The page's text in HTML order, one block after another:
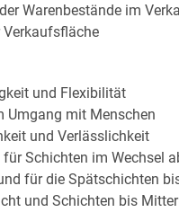
Warenbestände im
Verkaufsfläche
und Flexibilität
Umgang mit Menschen
und Verlässlichkeit
Schichten im Wechsel
für die Spätschichten
und Schichten bis